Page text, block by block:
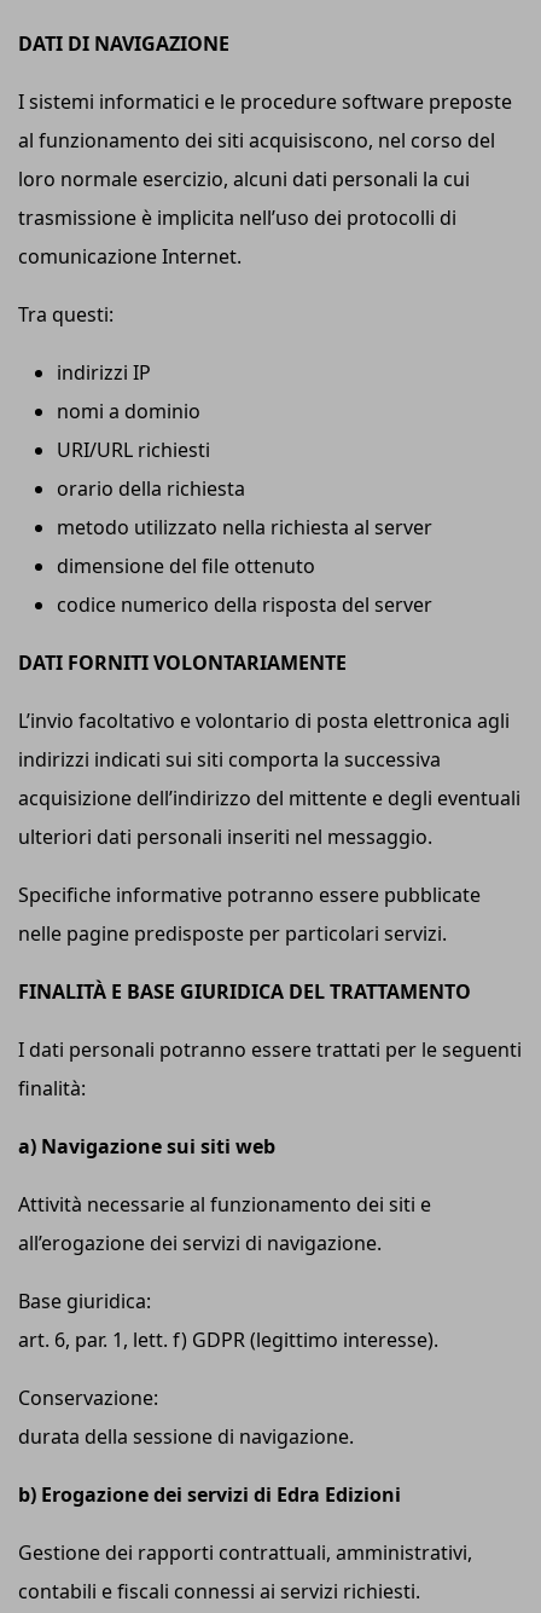
DATI DI NAVIGAZIONE
I sistemi informatici e le procedure software preposte
al funzionamento dei siti acquisiscono, nel corso del
loro normale esercizio, alcuni dati personali la cui
trasmissione è implicita nell’uso dei protocolli di
comunicazione Internet.
Tra questi:
indirizzi IP
nomi a dominio
URI/URL richiesti
orario della richiesta
metodo utilizzato nella richiesta al server
dimensione del file ottenuto
codice numerico della risposta del server
DATI FORNITI VOLONTARIAMENTE
L’invio facoltativo e volontario di posta elettronica agli
indirizzi indicati sui siti comporta la successiva
acquisizione dell’indirizzo del mittente e degli eventuali
ulteriori dati personali inseriti nel messaggio.
Specifiche informative potranno essere pubblicate
nelle pagine predisposte per particolari servizi.
FINALITÀ E BASE GIURIDICA DEL TRATTAMENTO
I dati personali potranno essere trattati per le seguenti
finalità:
a) Navigazione sui siti web
Attività necessarie al funzionamento dei siti e
all’erogazione dei servizi di navigazione.
Base giuridica:
art. 6, par. 1, lett. f) GDPR (legittimo interesse).
Conservazione:
durata della sessione di navigazione.
b) Erogazione dei servizi di Edra Edizioni
Gestione dei rapporti contrattuali, amministrativi,
contabili e fiscali connessi ai servizi richiesti.